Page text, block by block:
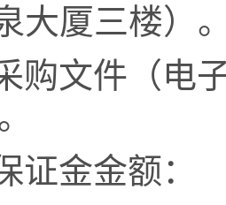
大厦三楼）
购文件（电
证金金额：